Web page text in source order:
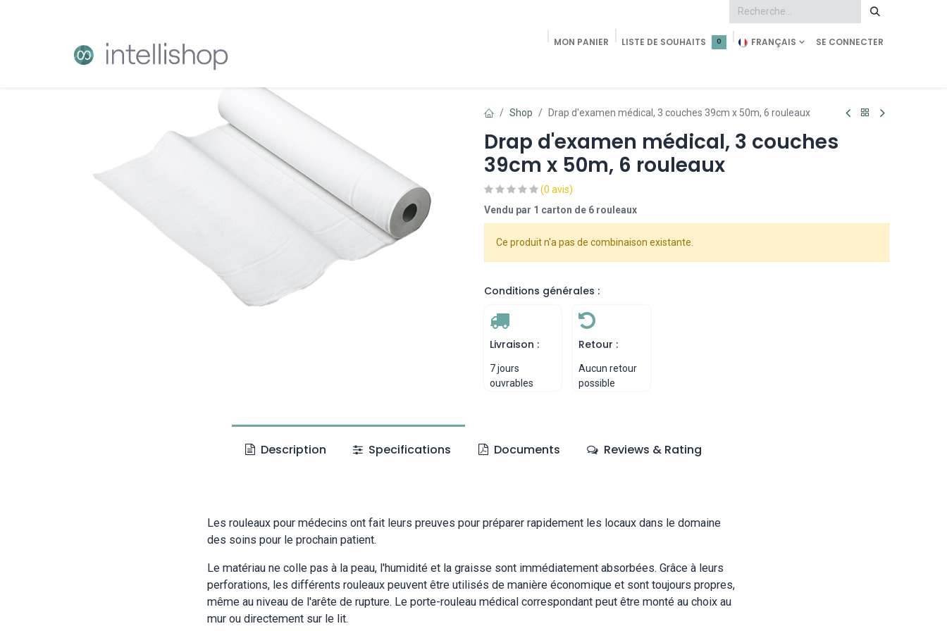
MON PANIER 0
LISTE DE SOUHAITS FRANÇAIS SE CONNECTER
Shop Drap d'examen médical, 3 couches 39cm x 50m, 6 rouleaux
Drap d'examen médical, 3 couches
39cm x 50m, 6 rouleaux
(0 avis)
Vendu par 1 carton de 6 rouleaux
Ce produit n'a pas de combinaison existante.
Conditions générales :
Livraison :
7 jours
ouvrables
Retour :
Aucun retour
possible
Description Specifications Documents Reviews & Rating
Les rouleaux pour médecins ont fait leurs preuves pour préparer rapidement les locaux dans le domaine
des soins pour le prochain patient.
Le matériau ne colle pas à la peau, l'humidité et la graisse sont immédiatement absorbées. Grâce à leurs
perforations, les différents rouleaux peuvent être utilisés de manière économique et sont toujours propres,
même au niveau de l'arête de rupture. Le porte-rouleau médical correspondant peut être monté au choix au
mur ou directement sur le lit.